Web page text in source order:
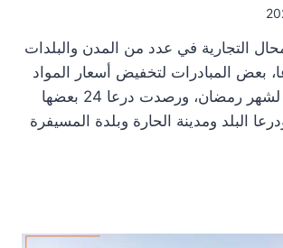
التجارية في عدد من المدن والبلدات
بعض المبادرات لتخفيض أسعار المواد
الغذائية استقبالاً لشهر رمضان، ورصدت درعا 24 بعضها
البلد ومدينة الحارة وبلدة المسيفرة